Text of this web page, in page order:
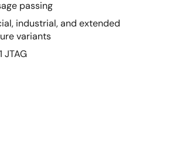
passing
industrial, and extended
variants
JTAG
(Universe II) is the industry's leading